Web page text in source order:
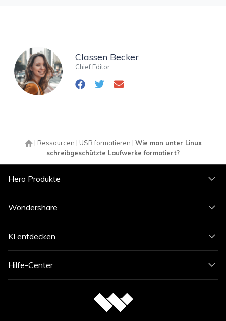
Classen Becker
Chief Editor
| Ressourcen | USB formatieren | Wie man unter Linux
schreibgeschützte Laufwerke formatiert?
Hero Produkte
Wondershare
KI entdecken
Hilfe-Center